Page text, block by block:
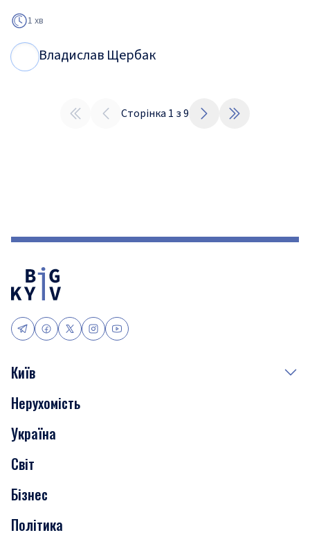
1 хв
Владислав Щербак
Сторінка 1 з9
Київ
Події
Скандали
Нерухомість
Транспорт
Нерухомість
Україна
Світ
Бізнес
Політика